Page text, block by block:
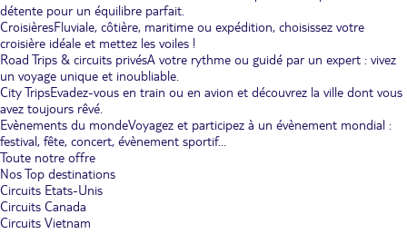
détente pour un équilibre parfait.
CroisièresFluviale, côtière, maritime ou expédition, choisissez votre
croisière idéale et mettez les voiles !
Road Trips & circuits privésA votre rythme ou guidé par un expert : vivez
un voyage unique et inoubliable.
City TripsEvadez-vous en train ou en avion et découvrez la ville dont vous
avez toujours rêvé.
Evènements du mondeVoyagez et participez à un évènement mondial :
festival, fête, concert, évènement sportif...
Toute notre offre
Nos Top destinations
Circuits Etats-Unis
Circuits Canada
Circuits Vietnam